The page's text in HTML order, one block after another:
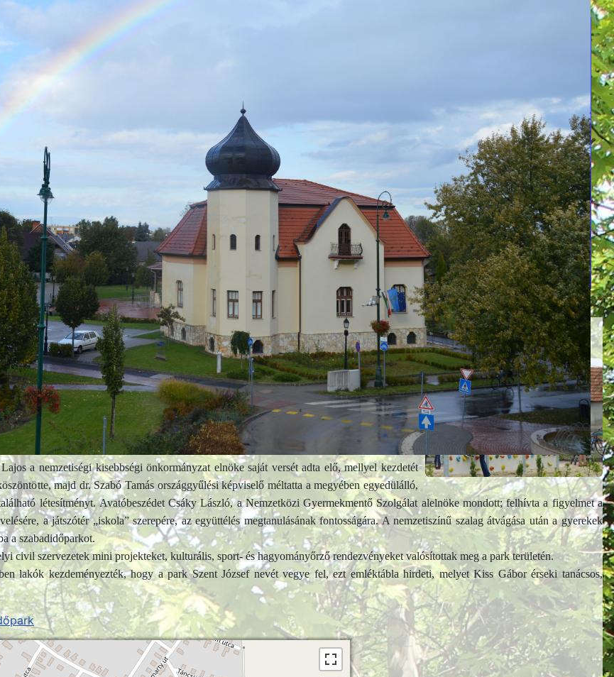
és környékén került kialakításra egy több mint 10.000 m2alapterületű, többfunkciós
kerékpár- és gördeszkapályát, sétányokat, ligeteket, piknikező- és kártyázóhelyet,
helyiségében kisebb közösségi összejövetelre van lehetőség, illetve a játékeszközök
a nemzetiségi kisebbségi önkormányzat elnöke saját versét adta elő, mellyel kezdetét
majd dr. Szabó Tamás országgyűlési képviselő méltatta a megyében egyedülálló,
létesítményt.Avatóbeszédet Csáky László, a Nemzetközi Gyermekmentő Szolgálat alelnöke mondott; felhívta a figyelmet a
a játszótér „iskola” szerepére, az együttélés megtanulásának fontosságára. A nemzetiszínű szalag átvágása után a gyerekek
a szabadidőparkot.
civil szervezetek mini projekteket, kulturális, sport- és hagyományőrző rendezvényeket valósítottak meg a park területén.
lakók kezdeményezték, hogy a park Szent József nevét vegye fel, ezt emléktábla hirdeti, melyet Kiss Gábor érseki tanácsos,